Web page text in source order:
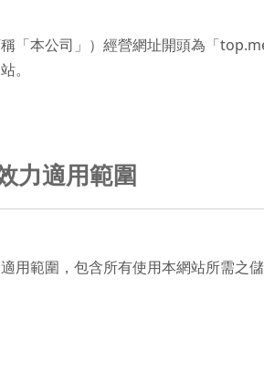
「本公司」）經營網址開頭為「
。
力適用範圍
用範圍，包含所有使用本網站所需之